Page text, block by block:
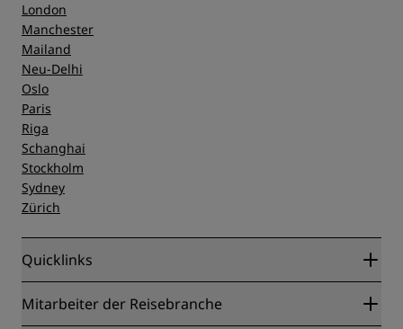
London
Manchester
Mailand
Neu-Delhi
Oslo
Paris
Riga
Schanghai
Stockholm
Sydney
Zürich
Quicklinks
Radisson Rewards
Mitarbeiter der Reisebranche